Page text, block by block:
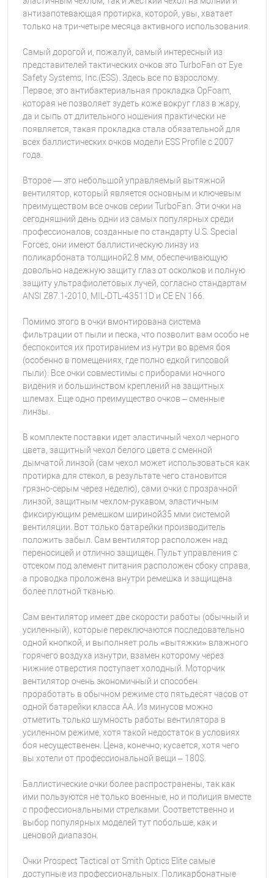
антизапотевающая протирка, которой, увы, хватает
только на три-четыре месяца активного использования.
Самый дорогой и, пожалуй, самый интересный из
представителей тактических очков это TurboFan от Eye
Safety Systems, Inc.(ESS). Здесь все по взрослому.
Первое, это антибактериальная прокладка OpFoam,
которая не позволяет зудеть коже вокруг глаз в жару,
да и сыпь от длительного ношения практически не
появляется, такая прокладка стала обязательной для
всех баллистических очков модели ESS Profile с 2007
года.
Второе — это небольшой управляемый вытяжной
вентилятор, который является основным и ключевым
преимуществом все очков серии TurboFan. Эти очки на
сегодняшний день одни из самых популярных среди
профессионалов, созданные по стандарту U.S. Special
Forces, они имеют баллистическую линзу из
поликарбоната толщиной2.8 мм, обеспечивающую
довольно надежную защиту глаз от осколков и полную
защиту ультрафиолетовых лучей, согласно стандартам
ANSI Z87.1-2010, MIL-DTL-43511D и CE EN 166.
Помимо этого в очки вмонтирована система
фильтрации от пыли и песка, что позволит вам особо не
беспокоится их протиранием из нутри во время боя
(особенно в помещениях, где полно едкой гипсовой
пыли). Все очки совместимы с приборами ночного
видения и большинством креплений на защитных
шлемах. Еще одно преимущество очков – сменные
линзы.
В комплекте поставки идет эластичный чехол черного
цвета, защитный чехол белого цвета с сменной
дымчатой линзой (сам чехол может использоваться как
протирка для стекол, в результате чего становится
грязно-серым через неделю), сами очки с прозрачной
линзой, защитным чехлом-рукавом, эластичным
фиксирующим ремешком шириной35 мми системой
вентиляции. Вот только батарейки производитель
положить забыл. Сам вентилятор расположен над
переносицей и отлично защищен. Пульт управления с
отсеком под элемент питания расположен сбоку справа,
а проводка проложена внутри ремешка и защищена
более плотной тканью.
Сам вентилятор имеет две скорости работы (обычный и
усиленный), которые переключаются последовательно
одной кнопкой, и выполняет роль «вытяжки» влажного
горячего воздуха изнутри, взамен которому через
нижние отверстия поступает холодный. Моторчик
вентилятор очень экономичный и способен
проработать в обычном режиме сто пятьдесят часов от
одной батарейки класса АА. Из минусов можно
отметить только шумность работы вентилятора в
усиленном режиме, хотя такой недостаток в условиях
боя несущественен. Цена, конечно, кусается, хотя чего
вы хотели от профессиональной вещи – 180$.
Баллистические очки более распространены, так как
ими пользуются не только военные, но и полиция вместе
с профессиональными стрелками. Соответственно и
выбор популярных моделей тут побольше, как и
ценовой диапазон.
Очки Prospect Tactical от Smith Optics Elite самые
доступные из профессиональных. Поликарбонатные